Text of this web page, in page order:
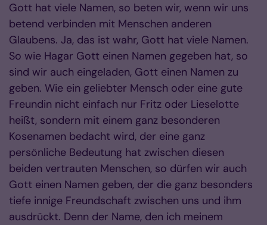
Gott hat viele Namen, so beten wir, wenn wir uns
betend verbinden mit Menschen anderen
Glaubens. Ja, das ist wahr, Gott hat viele Namen.
So wie Hagar Gott einen Namen gegeben hat, so
sind wir auch eingeladen, Gott einen Namen zu
geben. Wie ein geliebter Mensch oder eine gute
Freundin nicht einfach nur Fritz oder Lieselotte
heißt, sondern mit einem ganz besonderen
Kosenamen bedacht wird, der eine ganz
persönliche Bedeutung hat zwischen diesen
beiden vertrauten Menschen, so dürfen wir auch
Gott einen Namen geben, der die ganz besonders
tiefe innige Freundschaft zwischen uns und ihm
ausdrückt. Denn der Name, den ich meinem